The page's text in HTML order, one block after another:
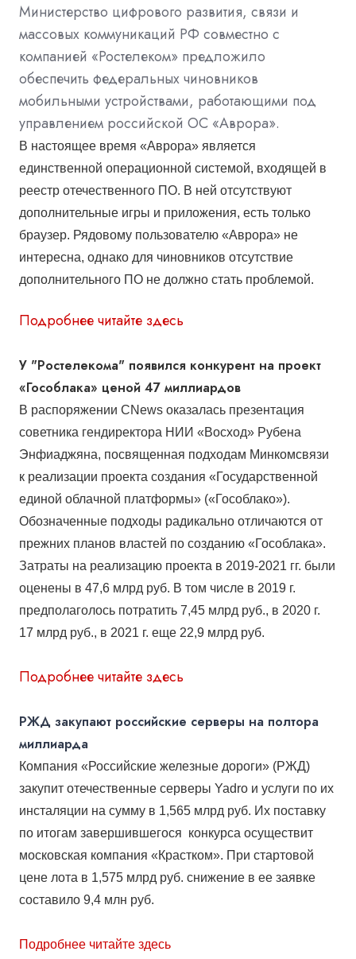
Министерство цифрового развития, связи и
массовых коммуникаций РФ совместно с
компанией «Ростелеком» предложило
обеспечить федеральных чиновников
мобильными устройствами, работающими под
управлением российской ОС «Аврора».
В настоящее время «Аврора» является
единственной операционной системой, входящей в
реестр отечественного ПО. В ней отсутствуют
дополнительные игры и приложения, есть только
браузер. Рядовому пользователю «Аврора» не
интересна, однако для чиновников отсутствие
дополнительного ПО не должно стать проблемой.
Подробнее читайте здесь
У "Ростелекома" появился конкурент на проект
«Гособлака» ценой 47 миллиардов
В распоряжении CNews оказалась презентация
советника гендиректора НИИ «Восход» Рубена
Энфиаджяна, посвященная подходам Минкомсвязи
к реализации проекта создания «Государственной
единой облачной платформы» («Гособлако»).
Обозначенные подходы радикально отличаются от
прежних планов властей по созданию «Гособлака».
Затраты на реализацию проекта в 2019-2021 гг. были
оценены в 47,6 млрд руб. В том числе в 2019 г.
предполаголось потратить 7,45 млрд руб., в 2020 г.
17 млрд руб., в 2021 г. еще 22,9 млрд руб.
Подробнее читайте здесь
РЖД закупают российские серверы на полтора
миллиарда
Компания «Российские железные дороги» (РЖД)
закупит отечественные серверы Yadro и услуги по их
инсталяции на сумму в 1,565 млрд руб. Их поставку
по итогам завершившегося конкурса осуществит
московская компания «Крастком». При стартовой
цене лота в 1,575 млрд руб. снижение в ее заявке
составило 9,4 млн руб.
Подробнее читайте здесь